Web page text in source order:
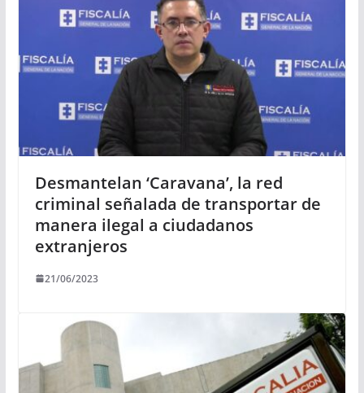
Desmantelan ‘Caravana’, la red
criminal señalada de transportar de
manera ilegal a ciudadanos
extranjeros
21/06/2023